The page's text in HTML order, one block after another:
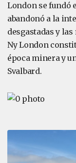
London se fundó
abandonó a la
desgastadas y
Ny London
época minera y
Svalbard.